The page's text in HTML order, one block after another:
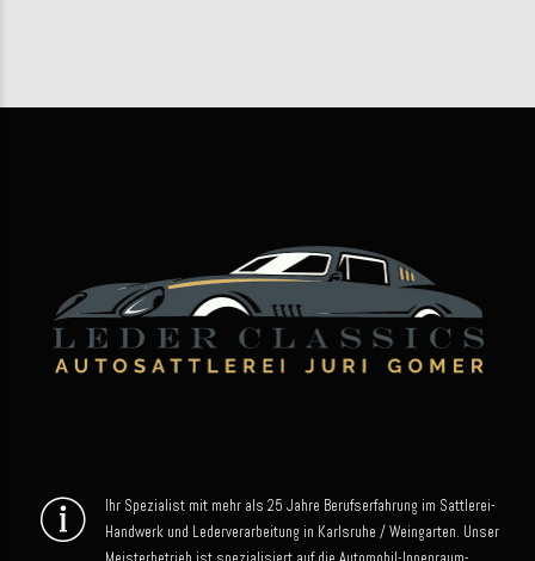
Ihr Spezialist mit mehr als 25 Jahre Berufserfahrung im Sattlerei-
Handwerk und Lederverarbeitung in Karlsruhe / Weingarten. Unser